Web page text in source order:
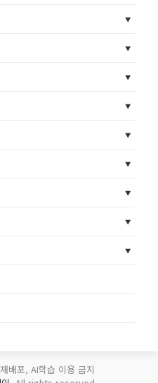
배포, AI학습 이용 금지